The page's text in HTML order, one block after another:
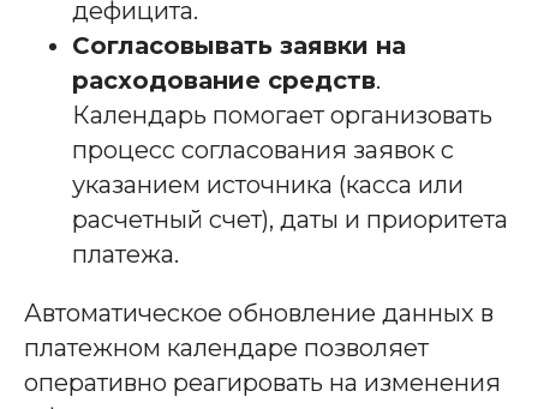
дефицита.
Согласовывать заявки на
расходование средств.
Календарь помогает организовать
процесс согласования заявок с
указанием источника (касса или
расчетный счет), даты и приоритета
платежа.
Автоматическое обновление данных в
платежном календаре позволяет
оперативно реагировать на изменения